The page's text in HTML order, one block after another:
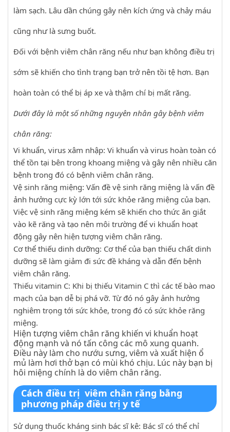
làm sạch. Lâu dần chúng gây nên kích ứng và chảy máu
cũng như là sưng buốt.
Đối với bệnh viêm chân răng nếu như bạn không điều trị
sớm sẽ khiến cho tình trạng bạn trở nên tồi tệ hơn. Bạn
hoàn toàn có thể bị áp xe và thậm chí bị mất răng.
Dưới đây là một số những nguyên nhân gây bệnh viêm
chân răng:
Vi khuẩn, virus xâm nhập: Vi khuẩn và virus hoàn toàn có
thể tồn tại bên trong khoang miệng và gây nên nhiều căn
bệnh trong đó có bệnh viêm chân răng.
Vệ sinh răng miệng: Vấn đề vệ sinh răng miệng là vấn đề
ảnh hưởng cực kỳ lớn tới sức khỏe răng miệng của bạn.
Việc vệ sinh răng miệng kém sẽ khiến cho thức ăn giắt
vào kẽ răng và tạo nên môi trường để vi khuẩn hoạt
động gây nên hiện tượng viêm chân răng.
Cơ thể thiếu dinh dưỡng: Cơ thể của bạn thiếu chất dinh
dưỡng sẽ làm giảm đi sức đề kháng và dẫn đến bệnh
viêm chân răng.
Thiếu vitamin C: Khi bị thiếu Vitamin C thì các tế bào mao
mạch của bạn dễ bị phá vỡ. Từ đó nó gây ảnh hưởng
nghiêm trọng tới sức khỏe, trong đó có sức khỏe răng
miệng.
Hiện tượng viêm chân răng khiến vi khuẩn hoạt
động mạnh và nó tấn công các mô xung quanh.
Điều này làm cho nướu sưng, viêm và xuất hiện ổ
mủ làm hơi thở bạn có mùi khó chịu. Lúc này bạn bị
hôi miệng chính là do viêm chân răng.
Cách điều trị viêm chân răng bằng
phương pháp điều trị y tế
Sử dụng thuốc kháng sinh bác sĩ kê: Bác sĩ có thể chỉ